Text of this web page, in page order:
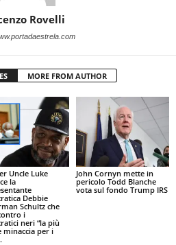
Rovelli
MORE FROM AUTHOR
Uncle Luke
la
Debbie
Schultz che
i
neri “la più
minaccia per i
John Cornyn mette in
pericolo Todd Blanche
vota sul fondo Trump IRS